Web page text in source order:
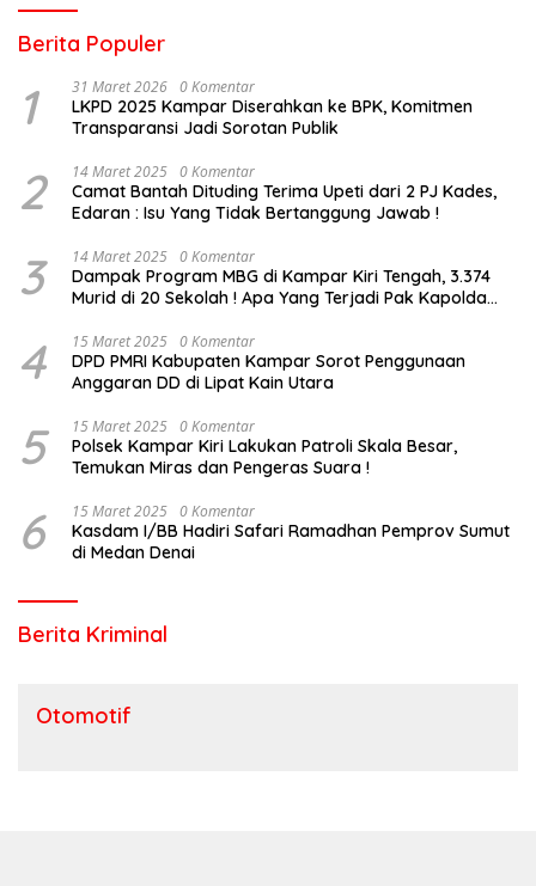
Berita Populer
1 31 Maret 2026 0 Komentar
LKPD 2025 Kampar Diserahkan ke BPK, Komitmen
Transparansi Jadi Sorotan Publik
2 14 Maret 2025 0 Komentar
Camat Bantah Dituding Terima Upeti dari 2 PJ Kades,
Edaran : Isu Yang Tidak Bertanggung Jawab !
3 14 Maret 2025 0 Komentar
Dampak Program MBG di Kampar Kiri Tengah, 3.374
Murid di 20 Sekolah ! Apa Yang Terjadi Pak Kapolda
4 15 Maret 2025 0 Komentar
DPD PMRI Kabupaten Kampar Sorot Penggunaan
Anggaran DD di Lipat Kain Utara
5 15 Maret 2025 0 Komentar
Polsek Kampar Kiri Lakukan Patroli Skala Besar,
Temukan Miras dan Pengeras Suara !
6 15 Maret 2025 0 Komentar
Kasdam I/BB Hadiri Safari Ramadhan Pemprov Sumut
di Medan Denai
Berita Kriminal
Otomotif